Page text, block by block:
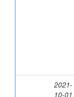
2021-
10-01